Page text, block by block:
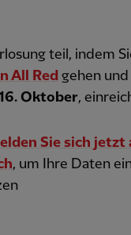
teil, indem
All Red gehen
Oktober,
Sie sich jetzt
, um Ihre Daten